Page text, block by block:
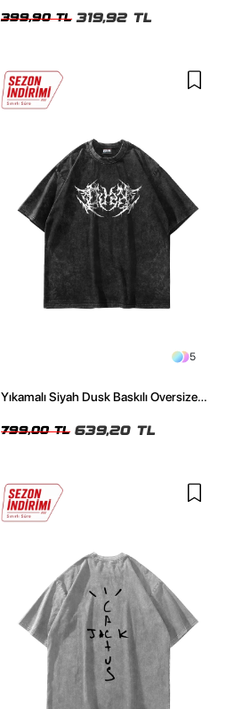
399,90 TL 319,92 TL
5
Yıkamalı Siyah Dusk Baskılı Oversize
799,00 TL 639,20 TL